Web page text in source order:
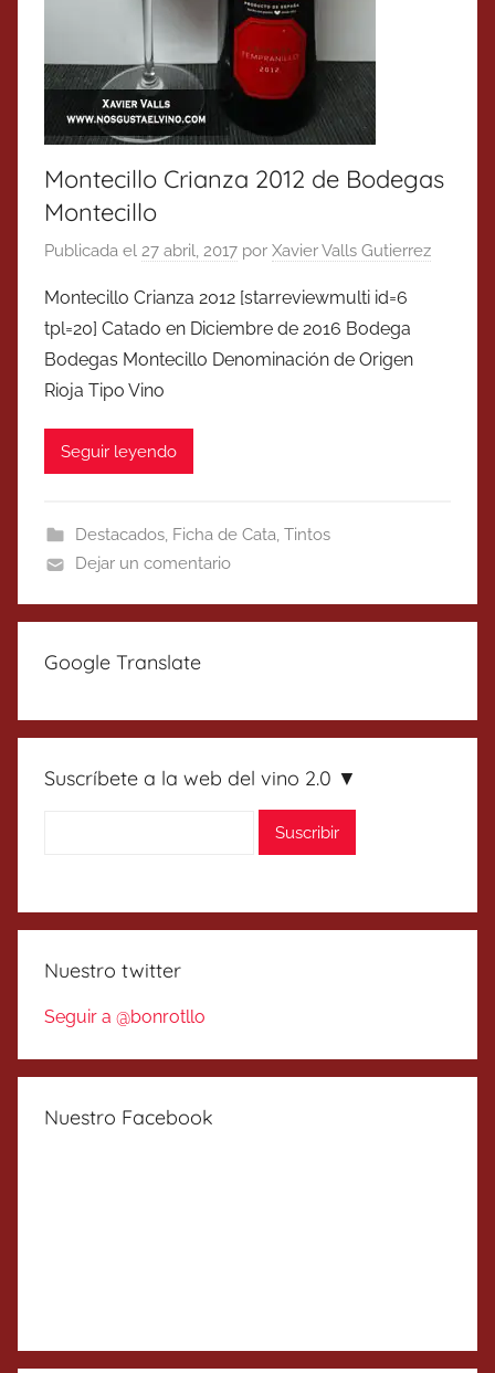
Montecillo Crianza 2012 de Bodegas
Montecillo
Publicada el 27 abril, 2017 por Xavier Valls Gutierrez
Montecillo Crianza 2012 [starreviewmulti id=6
tpl=20] Catado en Diciembre de 2016 Bodega
Bodegas Montecillo Denominación de Origen
Rioja Tipo Vino
Seguir leyendo
Destacados, Ficha de Cata, Tintos
Dejar un comentario
Google Translate
Suscríbete a la web del vino 2.0 ▼
Nuestro twitter
Seguir a @bonrotllo
Nuestro Facebook